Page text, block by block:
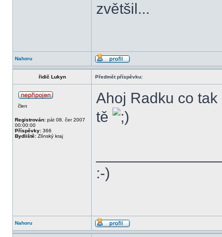
zvětšil...
Nahoru
řidič Lukyn Předmět příspěvku:
člen
Registrován: pát 08. čer 2007
00:00:00
Příspěvky: 366
Bydliště: Zlínský kraj
Ahoj Radku co
tě
:-)
Nahoru